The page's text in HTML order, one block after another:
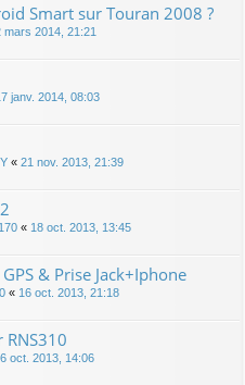
Smart sur Touran 2008 ?
mars 2014, 21:21
janv. 2014, 08:03
« 21 nov. 2013, 21:39
« 18 oct. 2013, 13:45
& Prise Jack+Iphone
« 16 oct. 2013, 21:18
oct. 2013, 14:06